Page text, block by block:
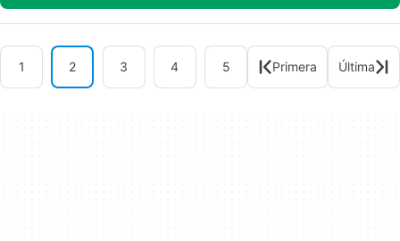
1 2 3 4 5 Primera Última